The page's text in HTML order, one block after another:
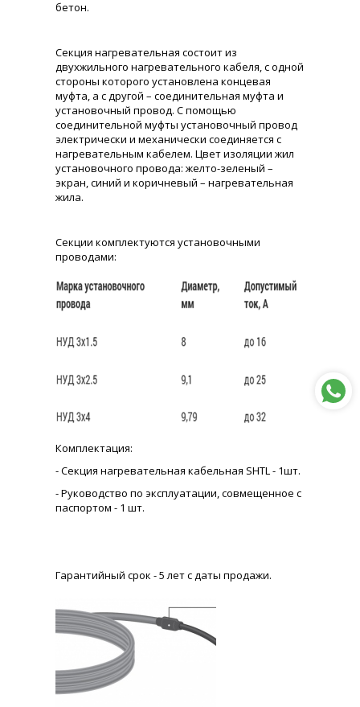
бетон.
Секция нагревательная состоит из
двухжильного нагревательного кабеля, с одной
стороны которого установлена концевая
муфта, а с другой – соединительная муфта и
установочный провод. С помощью
соединительной муфты установочный провод
электрически и механически соединяется с
нагревательным кабелем. Цвет изоляции жил
установочного провода: желто-зеленый –
экран, синий и коричневый – нагревательная
жила.
Секции комплектуются установочными
проводами:
Комплектация:
- Секция нагревательная кабельная SHTL - 1шт.
- Руководство по эксплуатации, совмещенное с
паспортом - 1 шт.
Гарантийный срок - 5 лет с даты продажи.